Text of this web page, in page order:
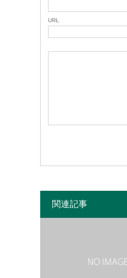
URL
関連記事